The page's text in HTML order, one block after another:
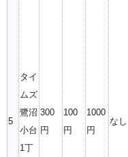
5
タイ
ムズ
鷺沼
小台
1丁
300
円
100
円
1000
円
なし